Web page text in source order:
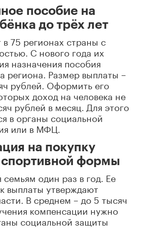
пособие на
до трёх лет
75 регионах страны с
С нового года их
назначения пособия
региона. Размер выплаты –
рублей. Оформить его
доход на человека не
рублей в месяц. Для этого
в органы социальной
или в МФЦ.
на покупку
формы
семьям один раз в год. Ее
выплаты утверждают
В среднем – до 5 тысяч
компенсации нужно
социальной защиты